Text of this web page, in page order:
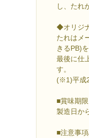
し、たれ
◆オリジ
たれはメ
きるPB)
最後に仕
す。
(※1)平成
■賞味期限
製造日か
■注意事